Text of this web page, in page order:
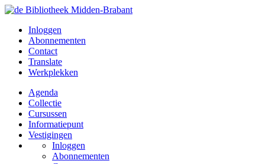
Inloggen
Abonnementen
Contact
Translate
Werkplekken
Agenda
Collectie
Cursussen
Informatiepunt
Vestigingen
Inloggen
Abonnementen